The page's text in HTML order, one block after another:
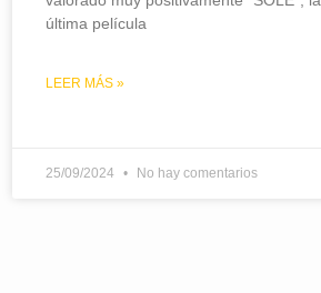
última película
LEER MÁS »
25/09/2024 No hay comentarios